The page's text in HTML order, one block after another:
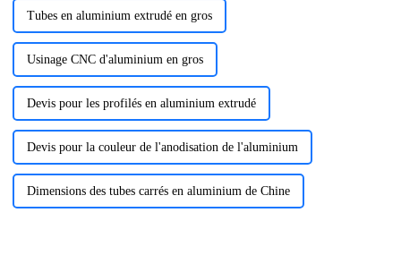
Tubes en aluminium extrudé en gros
Usinage CNC d'aluminium en gros
Devis pour les profilés en aluminium extrudé
Devis pour la couleur de l'anodisation de l'aluminium
Dimensions des tubes carrés en aluminium de Chine